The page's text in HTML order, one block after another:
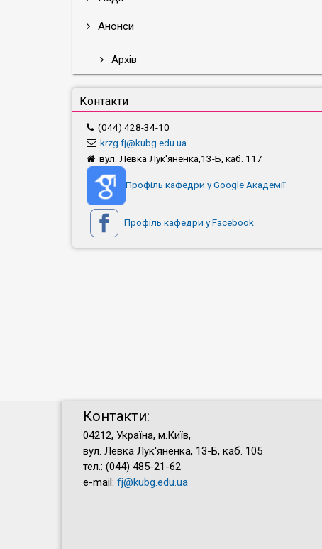
Анонси
Архів
Контакти
(044) 428-34-10
krzg.fj@kubg.edu.ua
вул. Левка Лук'яненка,13-Б, каб. 117
Профіль кафедри у Google Академії
Профіль кафедри у Facebook
Контакти:
04212, Україна, м.Київ,
вул. Левка Лук'яненка, 13-Б, каб. 105
тел.: (044) 485-21-62
e-mail: fj@kubg.edu.ua